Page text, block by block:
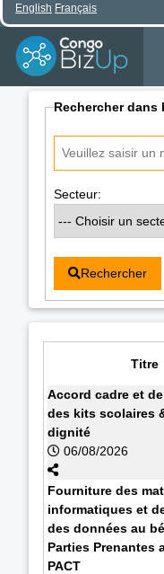
English Français
Rechercher dans
Secteur:
Rechercher
Titre
Accord cadre et
des kits scolaires
dignité
06/08/2026
Fourniture des
informatiques et
des données au
Parties Prenantes
PACT